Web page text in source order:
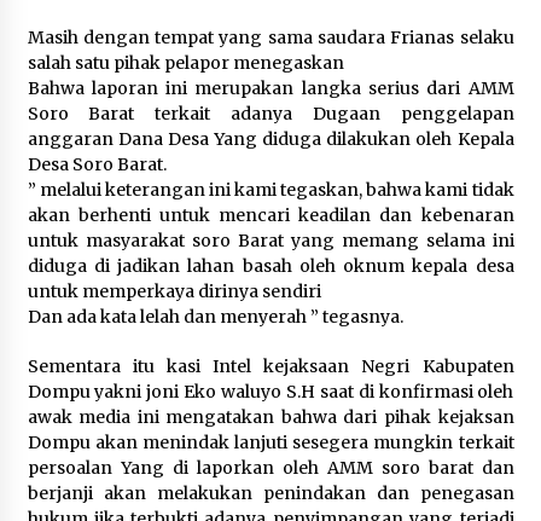
Masih dengan tempat yang sama saudara Frianas selaku
salah satu pihak pelapor menegaskan
Bahwa laporan ini merupakan langka serius dari AMM
Soro Barat terkait adanya Dugaan penggelapan
anggaran Dana Desa Yang diduga dilakukan oleh Kepala
Desa Soro Barat.
” melalui keterangan ini kami tegaskan, bahwa kami tidak
akan berhenti untuk mencari keadilan dan kebenaran
untuk masyarakat soro Barat yang memang selama ini
diduga di jadikan lahan basah oleh oknum kepala desa
untuk memperkaya dirinya sendiri
Dan ada kata lelah dan menyerah ” tegasnya.
Sementara itu kasi Intel kejaksaan Negri Kabupaten
Dompu yakni joni Eko waluyo S.H saat di konfirmasi oleh
awak media ini mengatakan bahwa dari pihak kejaksan
Dompu akan menindak lanjuti sesegera mungkin terkait
persoalan Yang di laporkan oleh AMM soro barat dan
berjanji akan melakukan penindakan dan penegasan